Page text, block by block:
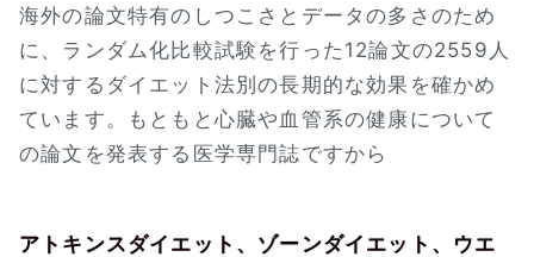
海外の論文特有のしつこさとデータの多さのため
に、ランダム化比較試験を行った12論文の2559人
に対するダイエット法別の長期的な効果を確かめ
ています。もともと心臓や血管系の健康について
の論文を発表する医学専門誌ですから
アトキンスダイエット、ゾーンダイエット、ウエ